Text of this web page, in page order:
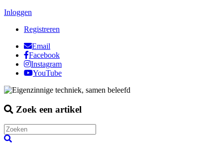
Inloggen
Registreren
Email
Facebook
Instagram
YouTube
Zoek een artikel